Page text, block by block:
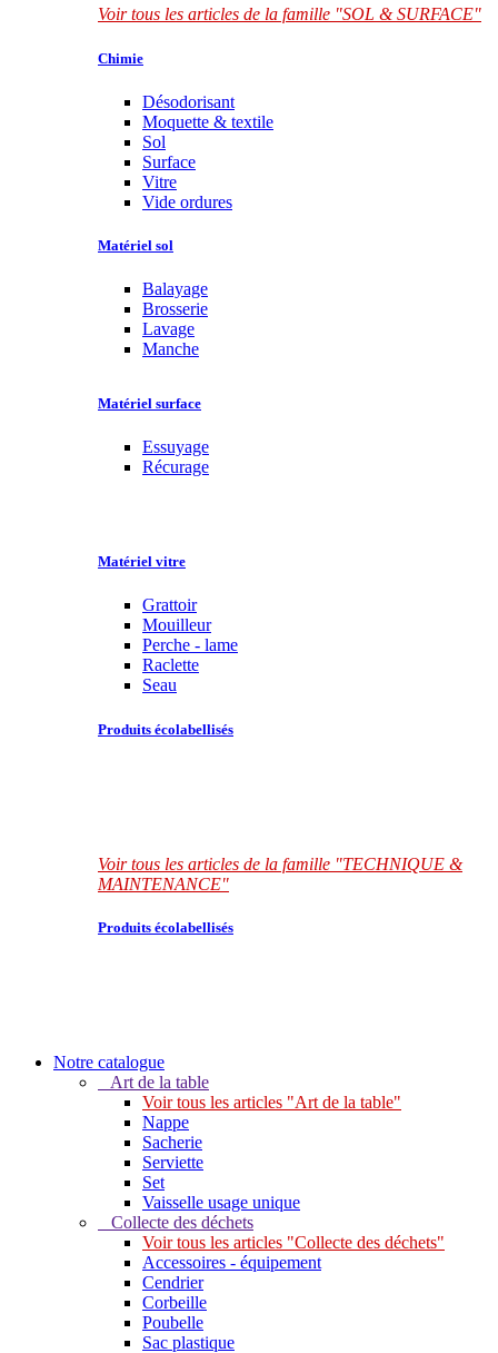
Voir tous les articles de la famille "SOL & SURFACE"
Chimie
Désodorisant
Moquette & textile
Sol
Surface
Vitre
Vide ordures
Matériel sol
Balayage
Brosserie
Lavage
Manche
Matériel surface
Essuyage
Récurage
Matériel vitre
Grattoir
Mouilleur
Perche - lame
Raclette
Seau
Produits écolabellisés
Voir tous les articles de la famille "TECHNIQUE &
MAINTENANCE"
Produits écolabellisés
Notre catalogue
Art de la table
Voir tous les articles "Art de la table"
Nappe
Sacherie
Serviette
Set
Vaisselle usage unique
Collecte des déchets
Voir tous les articles "Collecte des déchets"
Accessoires - équipement
Cendrier
Corbeille
Poubelle
Sac plastique